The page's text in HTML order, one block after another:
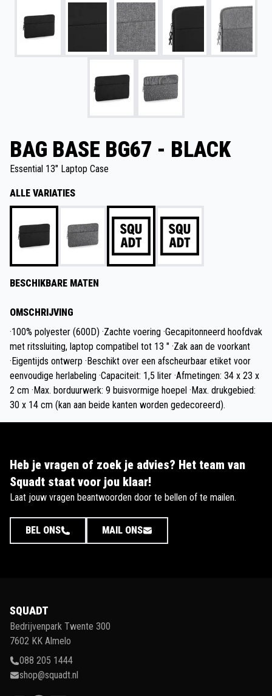
BAG BASE BG67 - BLACK
Essential 13" Laptop Case
ALLE VARIATIES
BESCHIKBARE MATEN
OMSCHRIJVING
·100% polyester (600D) ·Zachte voering ·Gecapitonneerd hoofdvak
met ritssluiting, laptop compatibel tot 13 " ·Zak aan de voorkant
·Eigentijds ontwerp ·Beschikt over een afscheurbaar etiket voor
eenvoudige herlabeling ·Capaciteit: 1,5 liter ·Afmetingen: 34 x 23 x
2 cm ·Max. borduurwerk: 9 buisvormige hoepel ·Max. drukgebied:
30 x 14 cm (kan aan beide kanten worden gedecoreerd).
Heb je vragen of zoek je advies? Het team van
Squadt staat voor jou klaar!
Laat jouw vragen beantwoorden door te bellen of te mailen.
BEL ONS MAIL ONS
SQUADT
Bedrijvenpark Twente 300
7602 KK Almelo
088 205 1444
shop@squadt.nl